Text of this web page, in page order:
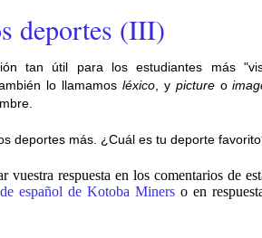
deportes (III)
tan útil para los estudiantes más
lo llamamos léxico, y pictureo
deportes más. ¿Cuál es tu deporte
vuestra respuesta en los comentarios de
español de Kotoba Miners o en